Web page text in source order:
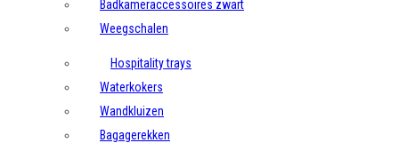
Badkameraccessoires zwart
Weegschalen
Hospitality trays
Waterkokers
Wandkluizen
Bagagerekken